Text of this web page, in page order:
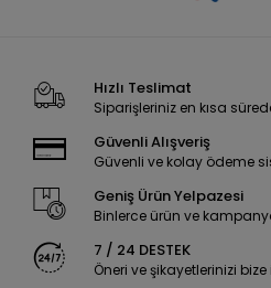
Hızlı Teslimat
Siparişleriniz en kısa
Güvenli Alışveriş
Güvenli ve kolay ödeme
Geniş Ürün Yelpazesi
Binlerce ürün ve
7 / 24 DESTEK
Öneri ve şikayetlerinizi